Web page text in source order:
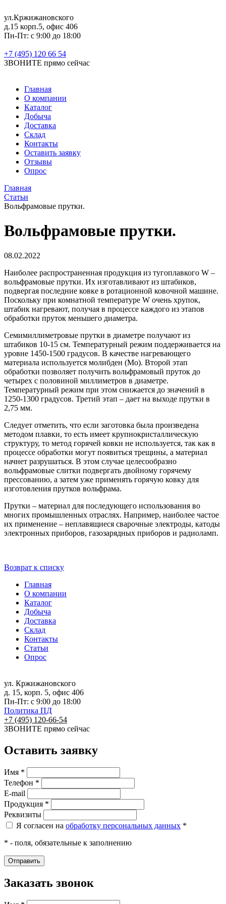
ул.Кржижановского
д.15 корп.5, офис 406
Пн-Пт: с 9:00 до 18:00
+7 (495) 120 66 54
ЗВОНИТЕ прямо сейчас
Главная
О компании
Каталог
Добыча
Доставка
Склад
Контакты
Оставить заявку
Отзывы
Опрос
Главная
Статьи
Вольфрамовые прутки.
Вольфрамовые прутки.
08.02.2022
Наиболее распространенная продукция из тугоплавкого W –
вольфрамовые прутки. Их изготавливают из штабиков,
подвергая последние ковке в ротационной ковочной машине.
Поскольку при комнатной температуре W очень хрупок,
штабик нагревают, получая в процессе каждого из этапов
обработки пруток меньшего диаметра.
Семимиллиметровые прутки в диаметре получают из
штабиков 10-15 см. Температурный режим поддерживается на
уровне 1450-1500 градусов. В качестве нагревающего
материала используется молибден (Mo). Второй этап
обработки позволяет получить вольфрамовый пруток до
четырех с половиной миллиметров в диаметре.
Температурный режим при этом снижается до значений в
1250-1300 градусов. Третий этап – дает на выходе прутки в
2,75 мм.
Следует отметить, что если заготовка была произведена
методом плавки, то есть имеет крупнокристаллическую
структуру, то метод горячей ковки не используется, так как в
процессе обработки могут появиться трещины, а материал
начнет разрушаться. В этом случае целесообразно
вольфрамовые слитки подвергать двойному горячему
прессованию, а затем уже применять горячую ковку для
изготовления прутков вольфрама.
Прутки – материал для последующего использования во
многих промышленных отраслях. Например, наиболее частое
их применение – неплавящиеся сварочные электроды, катоды
электронных приборов, газозарядных приборов и радиоламп.
Возврат к списку
Главная
О компании
Каталог
Добыча
Доставка
Склад
Контакты
Статьи
Опрос
ул. Кржижановского
д. 15, корп. 5, офис 406
Пн-Пт: с 9:00 до 18:00
Политика ПД
+7 (495) 120-66-54
ЗВОНИТЕ прямо сейчас
Оставить заявку
Имя *
Телефон *
E-mail
Продукция *
Реквизиты
Я согласен на обработку персональных данных *
* - поля, обязательные к заполнению
Заказать звонок